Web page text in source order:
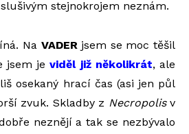
stejnokrojem neznám.
Na VADERjsem se moc těšil
jsem jeviděl již několikrát, ale
osekaný hrací čas (asi jen půl
zvuk. Skladby z Necropolisv
neznějí a tak se nezbývalo